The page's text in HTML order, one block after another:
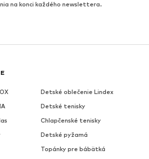
na konci každého newslettera.
Detské oblečenie Lindex
Detské tenisky
Chlapčenské tenisky
Detské pyžamá
Topánky pre bábätká